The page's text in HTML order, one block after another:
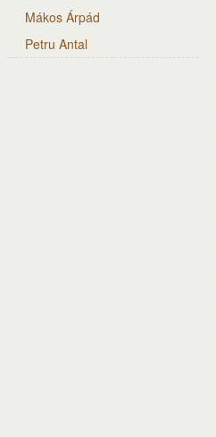
Mákos Árpád
Petru Antal